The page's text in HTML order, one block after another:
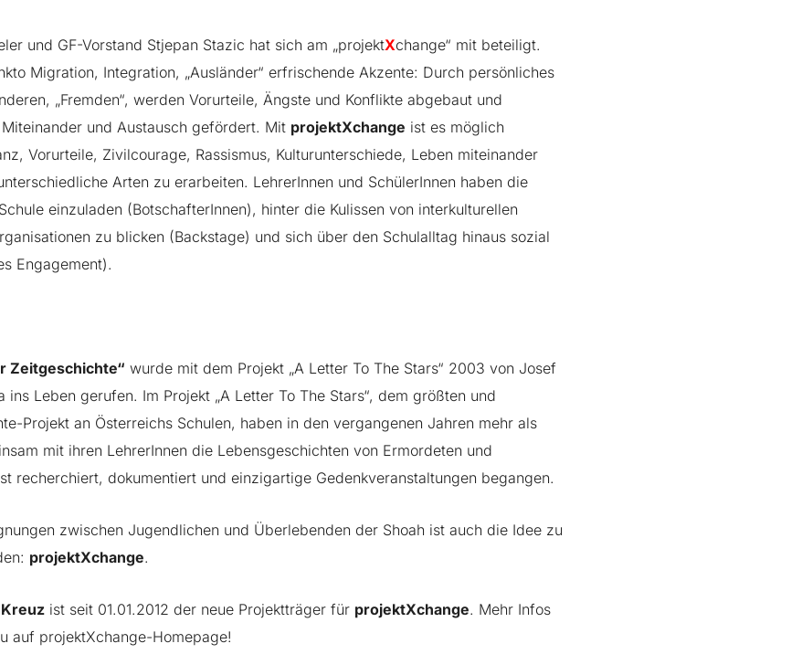
und GF-Vorstand Stjepan Stazic hat sich am „projektXchange“ mit beteiligt.
Migration, Integration, „Ausländer“ erfrischende Akzente: Durch persönliches
„Fremden“, werden Vorurteile, Ängste und Konflikte abgebaut und
und Austausch gefördert. Mit projektXchange ist es möglich
Vorurteile, Zivilcourage, Rassismus, Kulturunterschiede, Leben miteinander
Arten zu erarbeiten. LehrerInnen und SchülerInnen haben die
einzuladen (BotschafterInnen), hinter die Kulissen von interkulturellen
zu blicken (Backstage) und sich über den Schulalltag hinaus sozial
Engagement).
Zeitgeschichte“ wurde mit dem Projekt „A Letter To The Stars“ 2003 von Josef
ins Leben gerufen. Im Projekt „A Letter To The Stars“, dem größten und
Projekt an Österreichs Schulen, haben in den vergangenen Jahren mehr als
mit ihren LehrerInnen die Lebensgeschichten von Ermordeten und
recherchiert, dokumentiert und einzigartige Gedenkveranstaltungen begangen.
zwischen Jugendlichen und Überlebenden der Shoah ist auch die Idee zu
projektXchange.
ist seit 01.01.2012 der neue Projektträger für projektXchange. Mehr Infos
auf projektXchange-Homepage!